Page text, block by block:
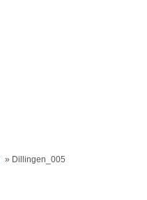
» Dillingen_005